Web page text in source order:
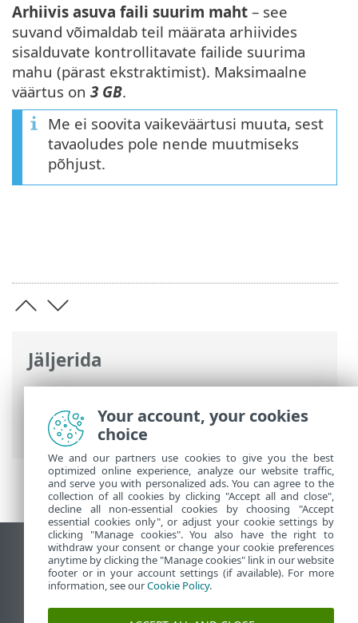
Jäljerida
ESET-i veebispikker>ESET Endpoint
Antivirus
>Täpsem häälestus> Kaitsed>
Meilikliendi kaitse
> ThreatSense
Arhiivis asuva faili suurim maht – see
suvand võimaldab teil määrata arhiivides
sisalduvate kontrollitavate failide suurima
mahu (pärast ekstraktimist). Maksimaalne
väärtus on 3 GB.
Me ei soovita vaikeväärtusi muuta, sest
tavaoludes pole nende muutmiseks
põhjust.
Vaata tavaarvutile mõeldud veebilehte
End of Life
ESET-i teabebaas
ESET-i foorum
Your account, your cookies
choice
We and our partners use cookies to give you the best
optimized online experience, analyze our website traffic,
and serve you with personalized ads. You can agree to the
collection of all cookies by clicking "Accept all and close",
decline all non-essential cookies by choosing "Accept
essential cookies only", or adjust your cookie settings by
clicking "Manage cookies". You also have the right to
withdraw your consent or change your cookie preferences
anytime by clicking the "Manage cookies" link in our website
footer or in your account settings (if available). For more
information, see ourCookie Policy.